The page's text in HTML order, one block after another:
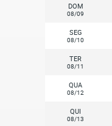
DOM
08/09
SEG
08/10
TER
08/11
QUA
08/12
QUI
08/13